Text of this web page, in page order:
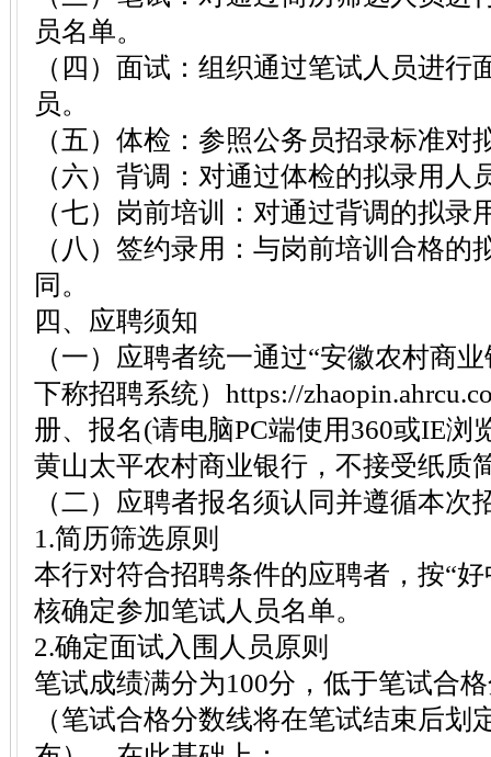
员名单。
（四）面试：组织通过笔试人员进行
员。
（五）体检：参照公务员招录标准对
（六）背调：对通过体检的拟录用人
（七）岗前培训：对通过背调的拟录
（八）签约录用：与岗前培训合格的
同。
四、应聘须知
（一）应聘者统一通过“安徽农村商
下称招聘系统）https://
册、报名(请电脑PC端使用360或IE浏
黄山太平农村商业银行，不接受纸质
（二）应聘者报名须认同并遵循本次
1.简历筛选原则
本行对符合招聘条件的应聘者，按“
核确定参加笔试人员名单。
2.确定面试入围人员原则
笔试成绩满分为100分，低于笔试合
（笔试合格分数线将在笔试结束后划